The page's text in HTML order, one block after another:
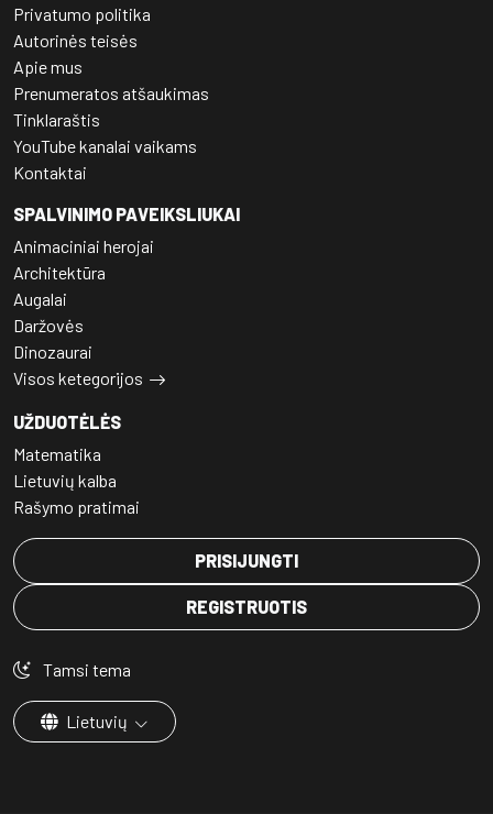
Privatumo politika
Autorinės teisės
Apie mus
Prenumeratos atšaukimas
Tinklaraštis
YouTube kanalai vaikams
Kontaktai
SPALVINIMO PAVEIKSLIUKAI
Animaciniai herojai
Architektūra
Augalai
Daržovės
Dinozaurai
Visos ketegorijos
UŽDUOTĖLĖS
Matematika
Lietuvių kalba
Rašymo pratimai
PRISIJUNGTI
REGISTRUOTIS
Tamsi tema
Lietuvių